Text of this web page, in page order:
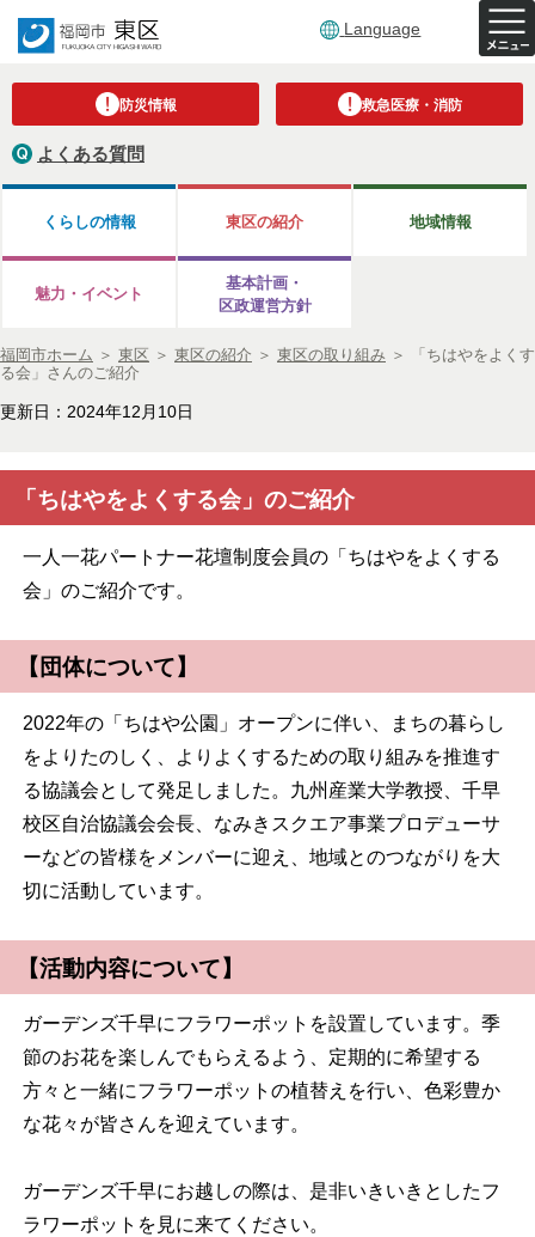
Language
防災情報 救急医療・消防
よくある質問
くらしの情報 東区の紹介 地域情報
魅力・イベント
基本計画・
区政運営方針
福岡市ホーム ＞ 東区 ＞ 東区の紹介 ＞ 東区の取り組み ＞
「ちはやをよくす
る会」さんのご紹介
更新日：2024年12月10日
「ちはやをよくする会」のご紹介
一人一花パートナー花壇制度会員の「ちはやをよくする
会」のご紹介です。
【団体について】
2022年の「ちはや公園」オープンに伴い、まちの暮らし
をよりたのしく、よりよくするための取り組みを推進す
る協議会として発足しました。九州産業大学教授、千早
校区自治協議会会長、なみきスクエア事業プロデューサ
ーなどの皆様をメンバーに迎え、地域とのつながりを大
切に活動しています。
【活動内容について】
ガーデンズ千早にフラワーポットを設置しています。季
節のお花を楽しんでもらえるよう、定期的に希望する
方々と一緒にフラワーポットの植替えを行い、色彩豊か
な花々が皆さんを迎えています。
ガーデンズ千早にお越しの際は、是非いきいきとしたフ
ラワーポットを見に来てください。